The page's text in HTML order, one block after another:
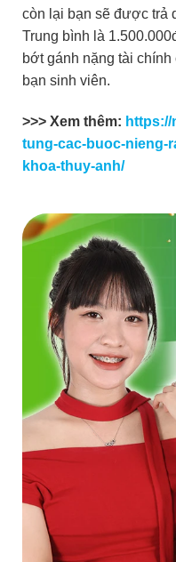
còn lại bạn sẽ được trả
Trung bình là
bớt gánh nặng tài
bạn sinh viên.
>>> Xem thêm:
tung-cac-buoc-nieng-
khoa-thuy-anh/